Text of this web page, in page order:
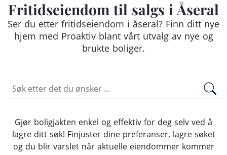
Fritidseiendom til salgs i Åseral
Ser du etter fritidseiendom i åseral? Finn ditt nye
hjem med Proaktiv blant vårt utvalg av nye og
brukte boliger.
Gjør boligjakten enkel og effektiv for deg selv ved å
lagre ditt søk! Finjuster dine preferanser, lagre søket
og du blir varslet når aktuelle eiendommer kommer